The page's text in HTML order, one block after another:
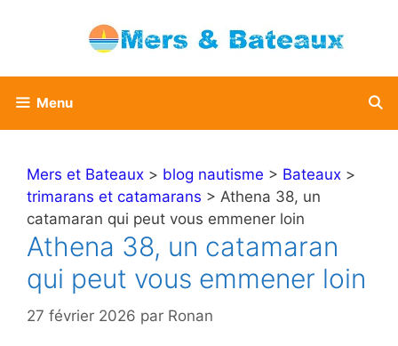
Menu
Mers et Bateaux > blog nautisme > Bateaux >
trimarans et catamarans > Athena 38, un
catamaran qui peut vous emmener loin
Athena 38, un catamaran
qui peut vous emmener loin
27 février 2026 par Ronan